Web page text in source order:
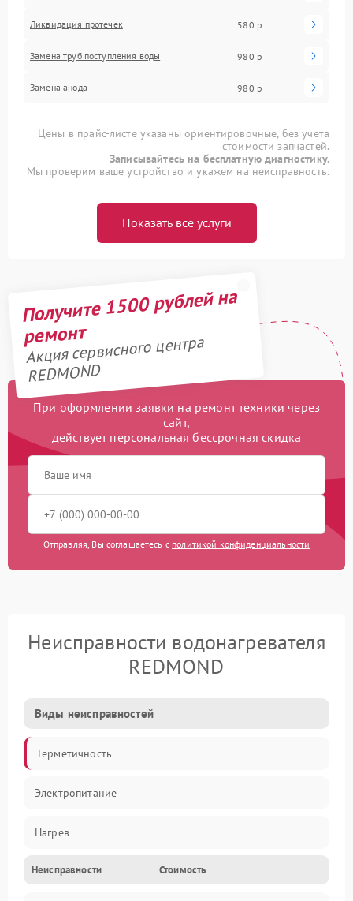
Ликвидация протечек 580 р
Замена труб поступления воды 980 р
Замена анода 980 р
Цены в прайс-листе указаны ориентировочные, без учета
стоимости запчастей.
Записывайтесь на бесплатную диагностику.
Мы проверим ваше устройство и укажем на неисправность.
Показать все услуги
Получите 1500 рублей на
ремонт
Акция сервисного центра
REDMOND
При оформлении заявки на ремонт техники через
сайт,
действует персональная бессрочная скидка
Отправляя, Вы соглашаетесь с политикой конфиденциальности
Неисправности водонагревателя
REDMOND
Виды неисправностей
Герметичность
Электропитание
Нагрев
Датчики
Неисправности Стоимость